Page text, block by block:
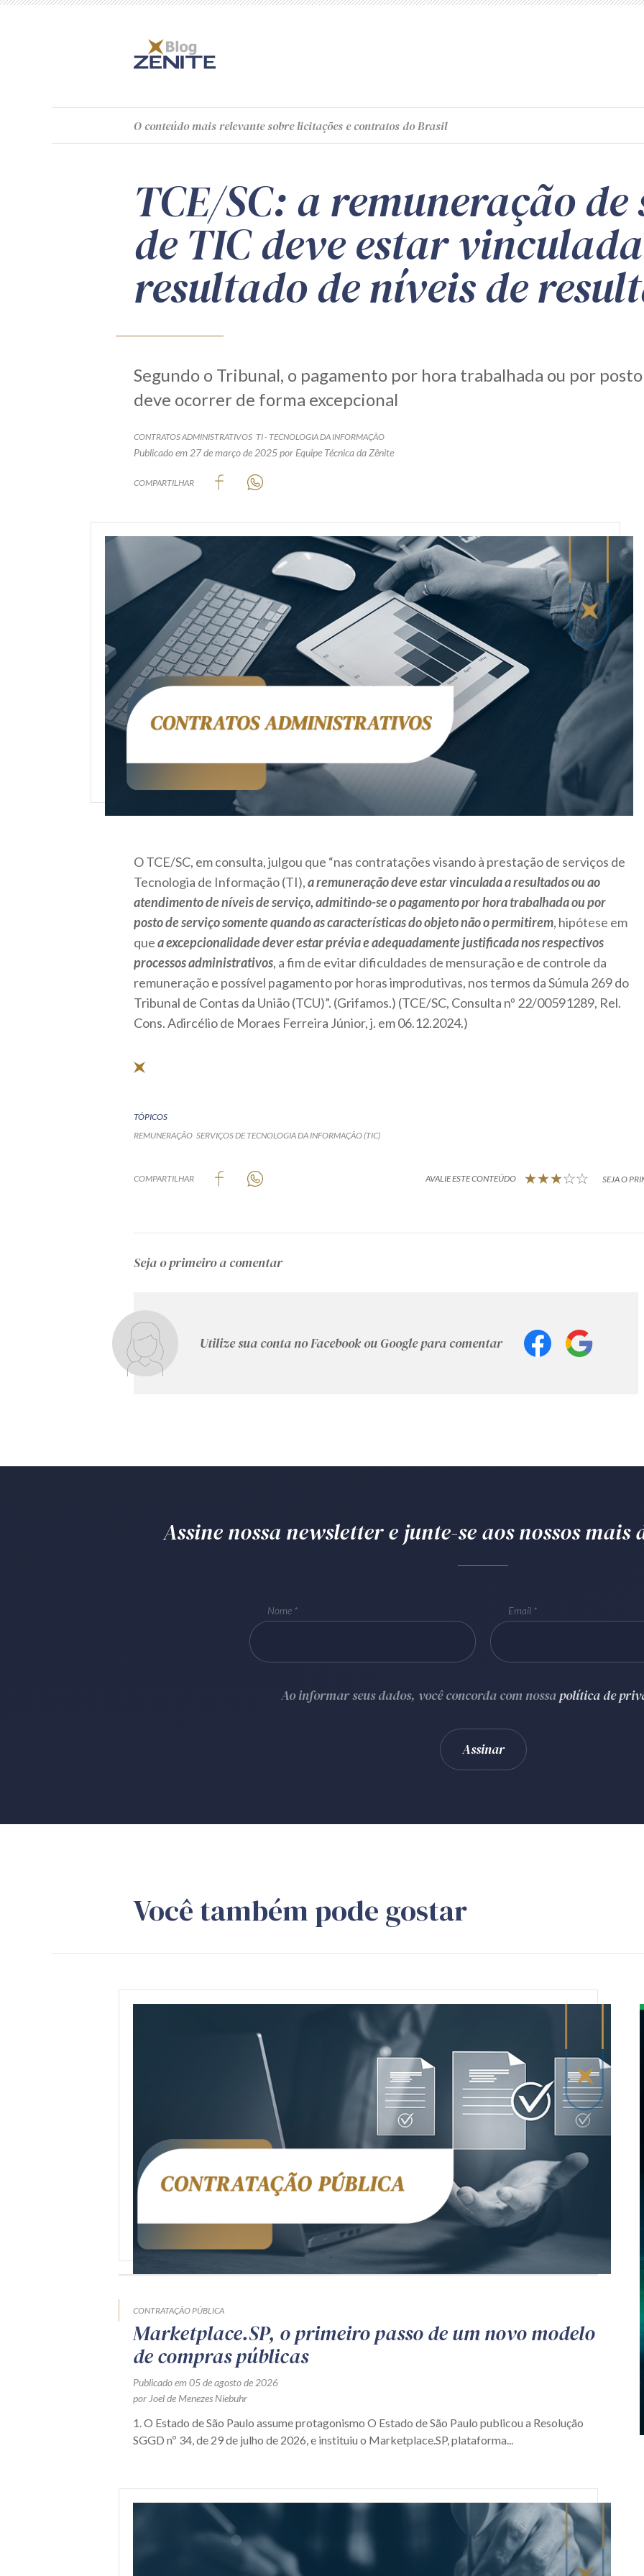
O conteúdomais relevante sobre licitações e contratos do Brasil
TCE/SC: a remuneração de
de TIC deve estar
resultado de níveis de
Segundo o Tribunal, o pagamento por hora trabalhada ou por
deve ocorrer de forma excepcional
CONTRATOS ADMINISTRATIVOS TI - TECNOLOGIA DA INFORMAÇÃO
Publicado em 27 de março de 2025por Equipe Técnica da Zênite
COMPARTILHAR
O TCE/SC, em consulta, julgou que “nas contratações visando à prestação de serviços de
Tecnologia de Informação (TI),a remuneração deve estar vinculada a resultados ou ao
atendimento de níveis de serviço, admitindo-se o pagamento por hora trabalhada ou por
posto de serviço somente quando as características do objeto não o permitirem, hipótese em
quea excepcionalidade dever estar prévia e adequadamente justificada nos respectivos
processos administrativos, a fim de evitar dificuldades de mensuração e de controle da
remuneração e possível pagamento por horas improdutivas, nos termos da Súmula 269 do
Tribunal de Contas da União (TCU)”. (Grifamos.) (TCE/SC, Consulta nº 22/00591289, Rel.
Cons. Adircélio de Moraes Ferreira Júnior, j. em 06.12.2024.)
TÓPICOS
REMUNERAÇÃO SERVIÇOS DE TECNOLOGIA DA INFORMAÇÃO (TIC)
COMPARTILHAR AVALIE ESTE CONTEÚDO SEJA O
Seja o primeiro a comentar
Utilize sua conta no Facebook ou Google para comentar
Assine nossa newsletter e junte-se aos nossos mais
Nome Email
Ao informar seus dados, você concorda com nossapolítica de
Você também pode gostar
CONTRATAÇÃO PÚBLICA
Marketplace.SP, o primeiro passo de um novo modelo
de compras públicas
Publicado em 05 de agosto de 2026
por Joel de Menezes Niebuhr
1. O Estado de São Paulo assume protagonismo O Estado de São Paulo publicou a Resolução
SGGD nº 34, de 29 de julho de 2026, e instituiu o Marketplace.SP, plataforma...